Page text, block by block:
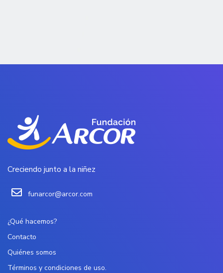
Creciendo junto a la niñez
funarcor@arcor.com
¿Qué hacemos?
Contacto
Quiénes somos
Términos y condiciones de uso.